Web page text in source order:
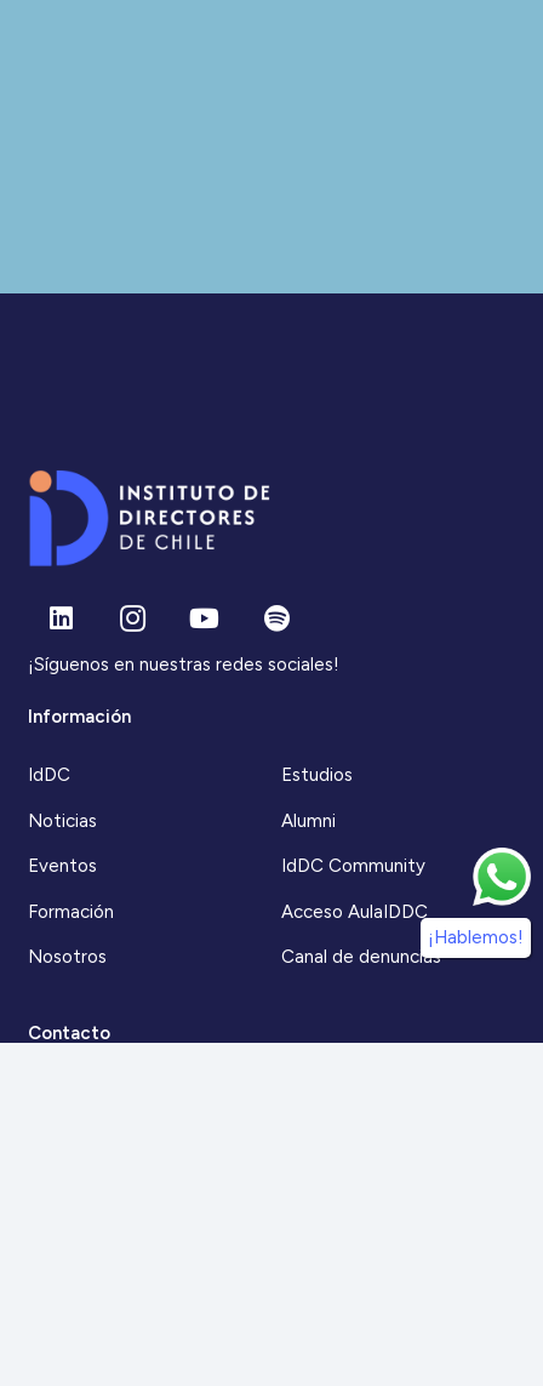
¡Síguenos en nuestras redes sociales!
Información
IdDC
Noticias
Eventos
Formación
Nosotros
Estudios
Alumni
IdDC Community
Acceso AulaIDDC
Canal de denuncias
Contacto
¡Hablemos!